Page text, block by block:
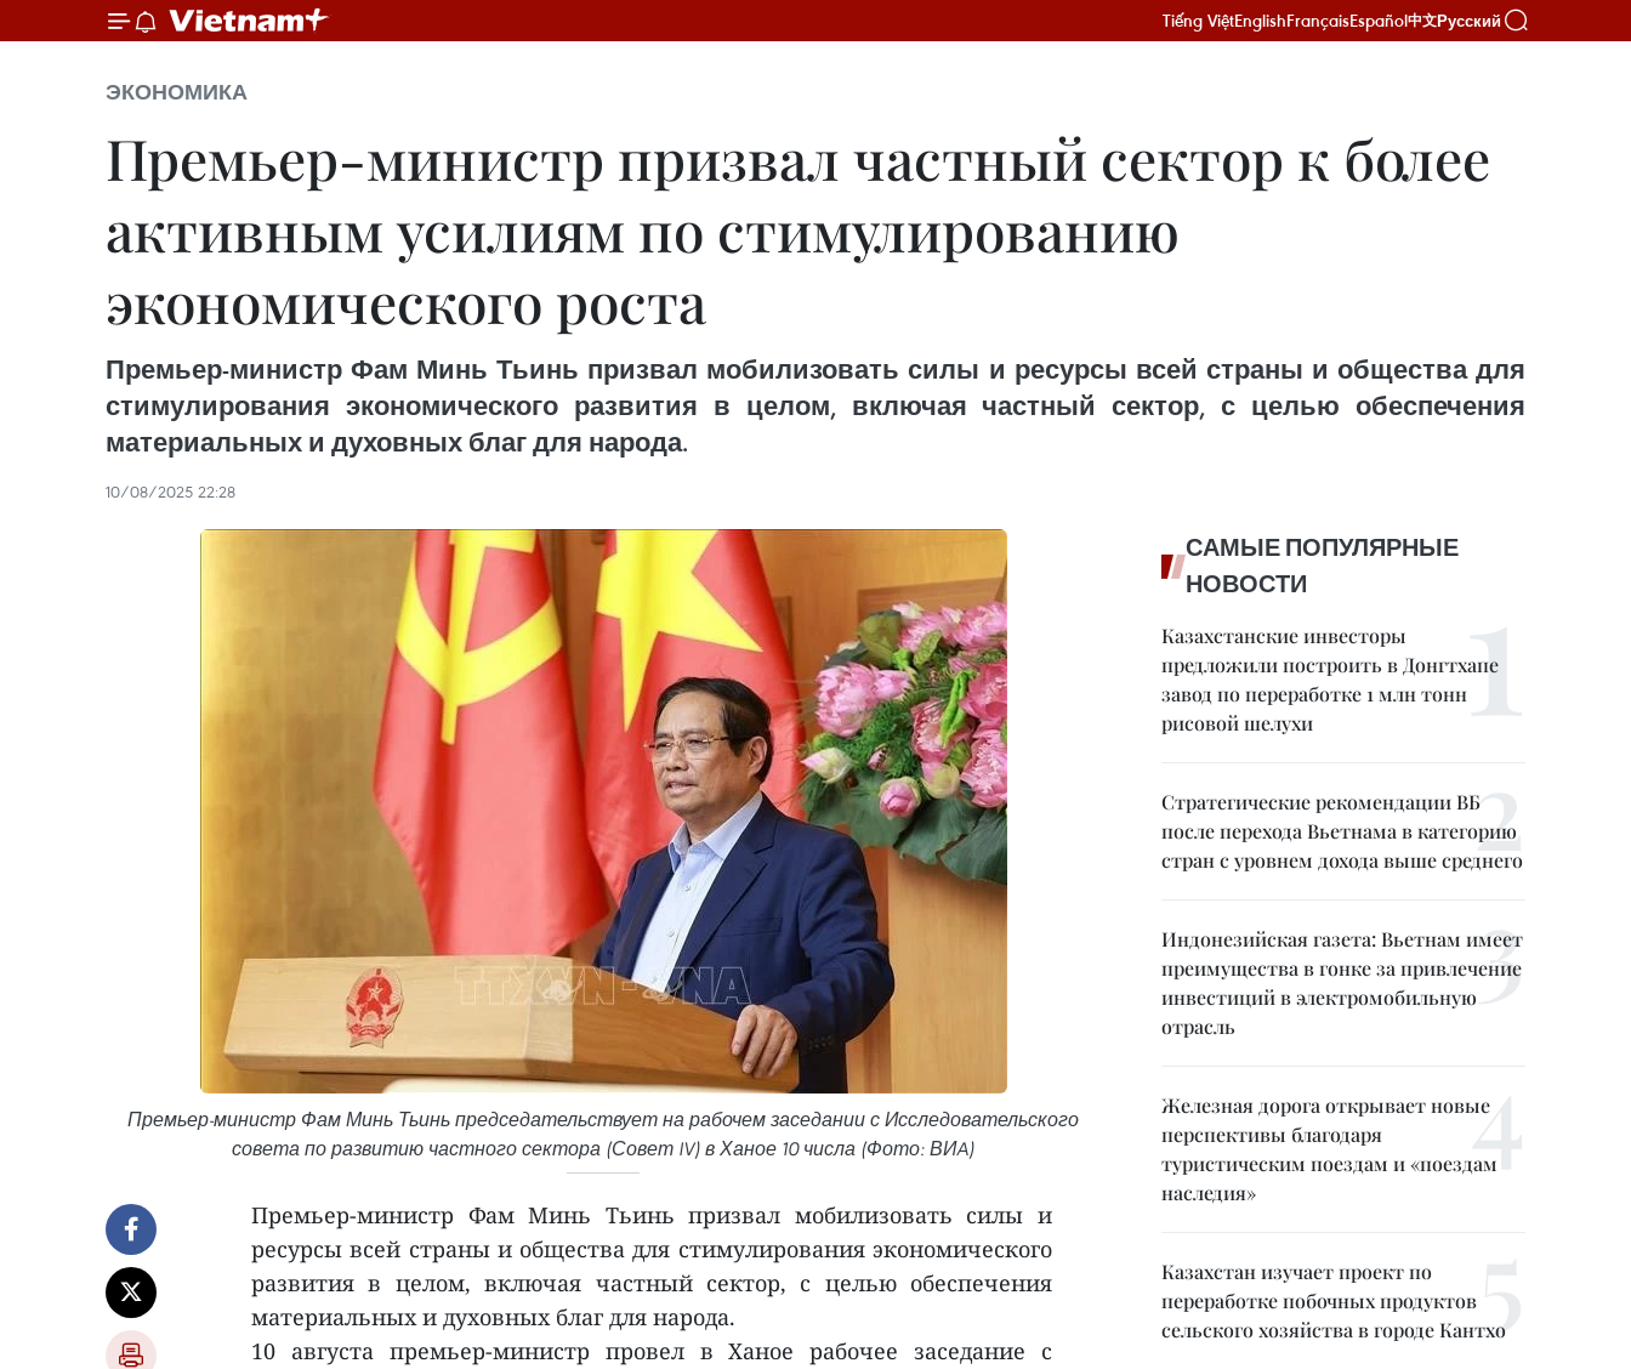
Tiếng ViệtEnglishFrançaisEspañol中文Русский
ЭКОНОМИКА
Премьер-министр призвал частный сектор к более
активным усилиям по стимулированию
экономического роста
Премьер-министр Фам Минь Тьинь призвал мобилизовать силы и ресурсы всей страны и общества для
стимулирования экономического развития в целом, включая частный сектор, с целью обеспечения
материальных и духовных благ для народа.
10/08/2025 22:28
Премьер-министр Фам Минь Тьинь председательствует на рабочем заседании с Исследовательского
совета по развитию частного сектора (Совет IV) в Ханое 10 числа (Фото: ВИA)
Премьер-министр Фам Минь Тьинь призвал мобилизовать силы и
ресурсы всей страны и общества для стимулирования экономического
развития в целом, включая частный сектор, с целью обеспечения
материальных и духовных благ для народа.
10 августа премьер-министр провел в Ханое рабочее заседание с
САМЫЕ ПОПУЛЯРНЫЕ
НОВОСТИ
Казахстанские инвесторы
предложили построить в Донгтхапе
завод по переработке 1 млн тонн
рисовой шелухи
Стратегические рекомендации ВБ
после перехода Вьетнама в категорию
стран с уровнем дохода выше среднего
Индонезийская газета: Вьетнам имеет
преимущества в гонке за привлечение
инвестиций в электромобильную
отрасль
Железная дорога открывает новые
перспективы благодаря
туристическим поездам и «поездам
наследия»
Казахстан изучает проект по
переработке побочных продуктов
сельского хозяйства в городе Кантхо